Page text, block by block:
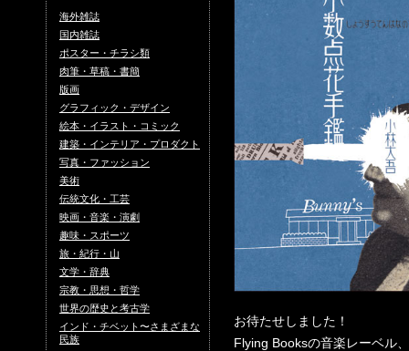
海外雑誌
国内雑誌
ポスター・チラシ類
肉筆・草稿・書簡
版画
グラフィック・デザイン
絵本・イラスト・コミック
建築・インテリア・プロダクト
写真・ファッション
美術
伝統文化・工芸
映画・音楽・演劇
趣味・スポーツ
旅・紀行・山
文学・辞典
宗教・思想・哲学
世界の歴史と考古学
インド・チベット〜さまざまな
民族
お待たせしました！
Flying Booksの音楽レーベル